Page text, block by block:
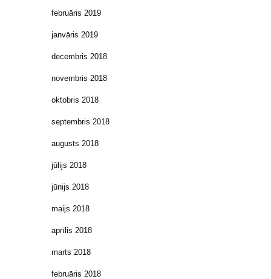
februāris 2019
janvāris 2019
decembris 2018
novembris 2018
oktobris 2018
septembris 2018
augusts 2018
jūlijs 2018
jūnijs 2018
maijs 2018
aprīlis 2018
marts 2018
februāris 2018